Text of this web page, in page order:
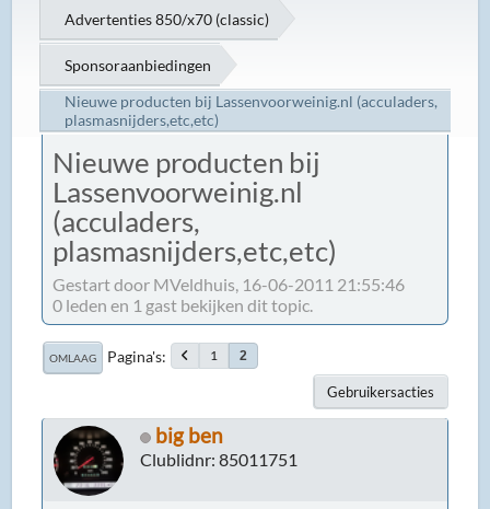
Advertenties 850/x70 (classic)
Sponsoraanbiedingen
Nieuwe producten bij Lassenvoorweinig.nl (acculaders,
plasmasnijders,etc,etc)
Nieuwe producten bij
Lassenvoorweinig.nl
(acculaders,
plasmasnijders,etc,etc)
Gestart door MVeldhuis, 16-06-2011 21:55:46
0 leden en 1 gast bekijken dit topic.
OMLAAG Pagina's 1 2
Gebruikersacties
big ben
Clublidnr: 85011751